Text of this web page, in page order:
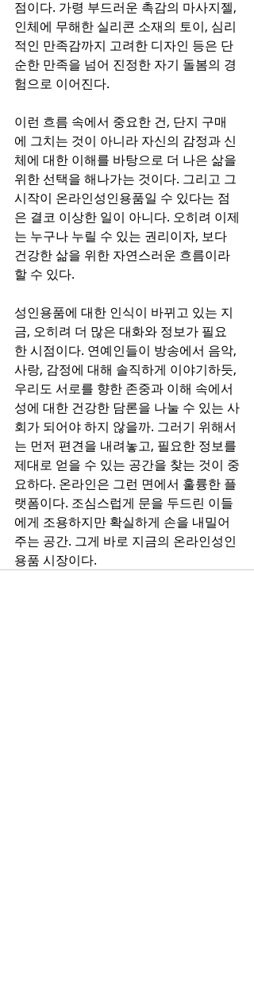
점이다. 가령 부드러운 촉감의 마사지젤,
인체에 무해한 실리콘 소재의 토이, 심리
적인 만족감까지 고려한 디자인 등은 단
순한 만족을 넘어 진정한 자기 돌봄의 경
험으로 이어진다.
이런 흐름 속에서 중요한 건, 단지 구매
에 그치는 것이 아니라 자신의 감정과 신
체에 대한 이해를 바탕으로 더 나은 삶을
위한 선택을 해나가는 것이다. 그리고 그
시작이 온라인성인용품일 수 있다는 점
은 결코 이상한 일이 아니다. 오히려 이제
는 누구나 누릴 수 있는 권리이자, 보다
건강한 삶을 위한 자연스러운 흐름이라
할 수 있다.
성인용품에 대한 인식이 바뀌고 있는 지
금, 오히려 더 많은 대화와 정보가 필요
한 시점이다. 연예인들이 방송에서 음악,
사랑, 감정에 대해 솔직하게 이야기하듯,
우리도 서로를 향한 존중과 이해 속에서
성에 대한 건강한 담론을 나눌 수 있는 사
회가 되어야 하지 않을까. 그러기 위해서
는 먼저 편견을 내려놓고, 필요한 정보를
제대로 얻을 수 있는 공간을 찾는 것이 중
요하다. 온라인은 그런 면에서 훌륭한 플
랫폼이다. 조심스럽게 문을 두드린 이들
에게 조용하지만 확실하게 손을 내밀어
주는 공간. 그게 바로 지금의 온라인성인
용품 시장이다.